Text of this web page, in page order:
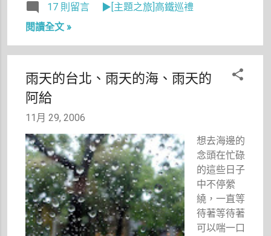
仗，不過我
還是把重心
完全放在
就是用心去
感受一下
啊！還好我
的報導內容
不需要追著
歐晉德跑。
17 則留言
▶[主題之旅]高鐵巡禮
閱讀全文 »
雨天的台北、雨天的海、雨天的
阿給
11月 29, 2006
想去海邊的
念頭在忙碌
的這些日子
中不停縈
繞，一直等
待著等待著
可以喘一口